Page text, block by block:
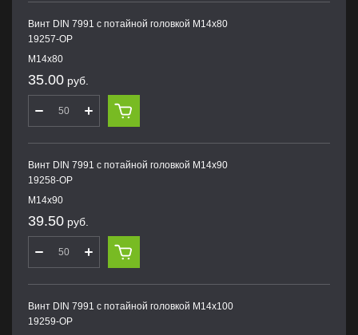
Винт DIN 7991 с потайной головкой M14х80
19257-OP
M14х80
35.00 руб.
Винт DIN 7991 с потайной головкой M14х90
19258-OP
M14х90
39.50 руб.
Винт DIN 7991 с потайной головкой M14х100
19259-OP